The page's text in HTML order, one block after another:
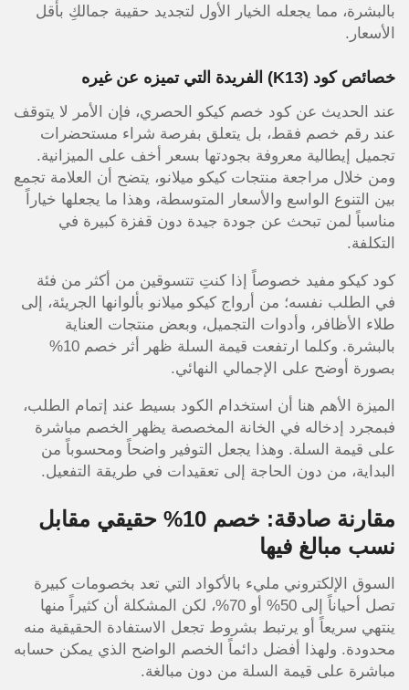
بالبشرة، مما يجعله الخيار الأول لتجديد حقيبة جمالكِ بأقل
الأسعار.
خصائص كود (K13) الفريدة التي تميزه عن غيره
عند الحديث عن كود خصم كيكو الحصري، فإن الأمر لا يتوقف
عند رقم خصم فقط، بل يتعلق بفرصة شراء مستحضرات
تجميل إيطالية معروفة بجودتها بسعر أخف على الميزانية.
ومن خلال مراجعة منتجات كيكو ميلانو، يتضح أن العلامة تجمع
بين التنوع الواسع والأسعار المتوسطة، وهذا ما يجعلها خياراً
مناسباً لمن تبحث عن جودة جيدة دون قفزة كبيرة في
التكلفة.
كود كيكو مفيد خصوصاً إذا كنتِ تتسوقين من أكثر من فئة
في الطلب نفسه؛ من أرواج كيكو ميلانو بألوانها الجريئة، إلى
طلاء الأظافر، وأدوات التجميل، وبعض منتجات العناية
بالبشرة. وكلما ارتفعت قيمة السلة ظهر أثر خصم 10%
بصورة أوضح على الإجمالي النهائي.
الميزة الأهم هنا أن استخدام الكود بسيط عند إتمام الطلب،
فبمجرد إدخاله في الخانة المخصصة يظهر الخصم مباشرة
على قيمة السلة. وهذا يجعل التوفير واضحاً ومحسوباً من
البداية، من دون الحاجة إلى تعقيدات في طريقة التفعيل.
مقارنة صادقة: خصم 10% حقيقي مقابل
نسب مبالغ فيها
السوق الإلكتروني مليء بالأكواد التي تعد بخصومات كبيرة
تصل أحياناً إلى 50% أو 70%، لكن المشكلة أن كثيراً منها
ينتهي سريعاً أو يرتبط بشروط تجعل الاستفادة الحقيقية منه
محدودة. ولهذا أفضل دائماً الخصم الواضح الذي يمكن حسابه
مباشرة على قيمة السلة من دون مبالغة.